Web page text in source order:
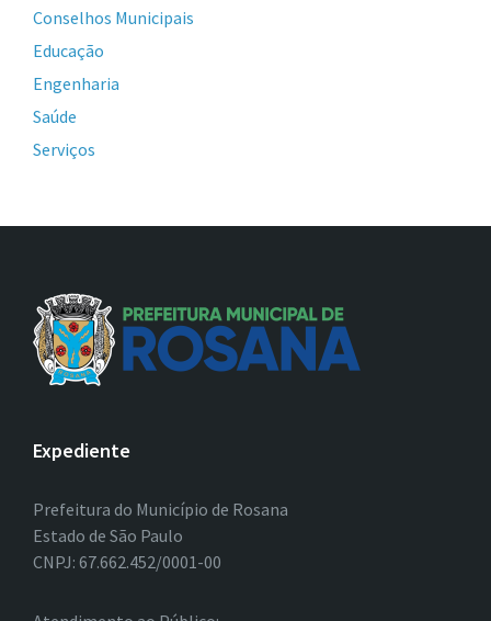
Conselhos Municipais
Educação
Engenharia
Saúde
Serviços
Expediente
Prefeitura do Município de Rosana
Estado de São Paulo
CNPJ: 67.662.452/0001-00